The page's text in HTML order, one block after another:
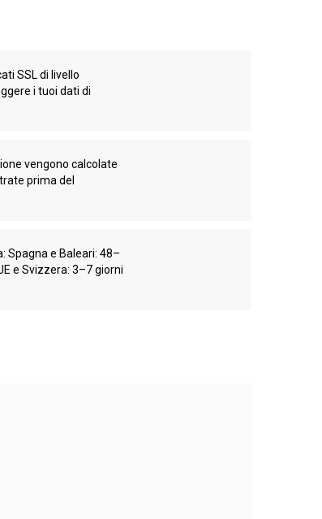
SSL di livello
i tuoi dati di
vengono calcolate
prima del
Spagna e Baleari: 48–
e Svizzera: 3–7 giorni